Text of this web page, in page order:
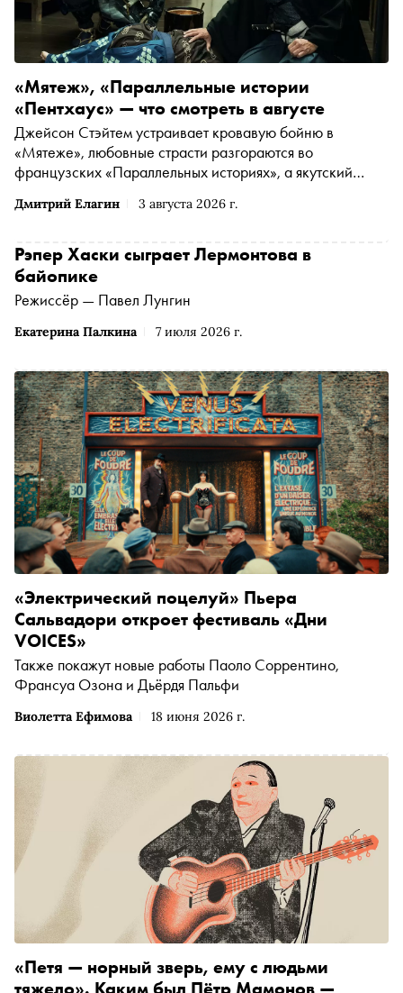
Дмитрий Елагин 3 августа 2026 г.
«Мятеж», «Параллельные истории
«Пентхаус» — что смотреть в августе
Джейсон Стэйтем устраивает кровавую бойню в
«Мятеже», любовные страсти разгораются во
французских «Параллельных историях», а якутский
рынок в «Пентхаусе» — «Сноб» выбрал интересные
Екатерина Палкина 7 июля 2026 г.
Рэпер Хаски сыграет Лермонтова в
байопике
Режиссёр — Павел Лунгин
Виолетта Ефимова 18 июня 2026 г.
«Электрический поцелуй» Пьера
Сальвадори откроет фестиваль «Дни
VOICES»
Также покажут новые работы Паоло Соррентино,
Франсуа Озона и Дьёрдя Пальфи
«Петя — норный зверь, ему с людьми